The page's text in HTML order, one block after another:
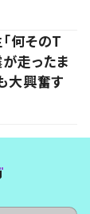
何そのT
走ったま
大興奮す